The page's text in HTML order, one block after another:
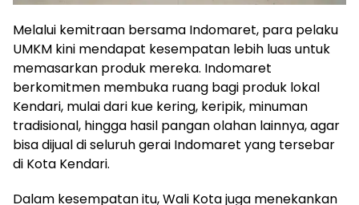
Melalui kemitraan bersama Indomaret, para pelaku
UMKM kini mendapat kesempatan lebih luas untuk
memasarkan produk mereka. Indomaret
berkomitmen membuka ruang bagi produk lokal
Kendari, mulai dari kue kering, keripik, minuman
tradisional, hingga hasil pangan olahan lainnya, agar
bisa dijual di seluruh gerai Indomaret yang tersebar
di Kota Kendari.
Dalam kesempatan itu, Wali Kota juga menekankan